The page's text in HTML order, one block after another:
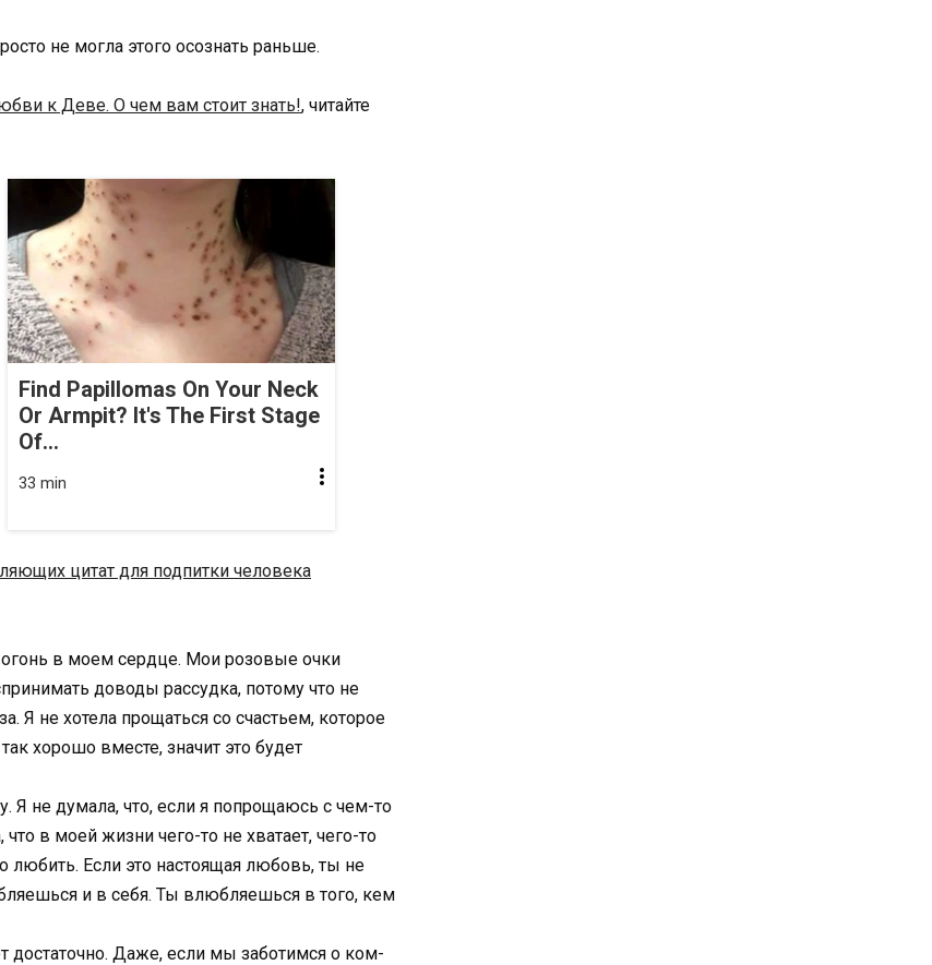
не могла этого осознать раньше.
к Деве. О чем вам стоит знать!, читайте
Find Papillomas On Your Neck
Or Armpit? It's The First Stage
Of...
33 min
цитат для подпитки человека
в моем сердце. Мои розовые очки
доводы рассудка, потому что не
Я не хотела прощаться со счастьем, которое
хорошо вместе, значит это будет
Я не думала, что, если я попрощаюсь с чем-то
в моей жизни чего-то не хватает, чего-то
любить. Если это настоящая любовь, ты не
и в себя. Ты влюбляешься в того, кем
достаточно. Даже, если мы заботимся о ком-